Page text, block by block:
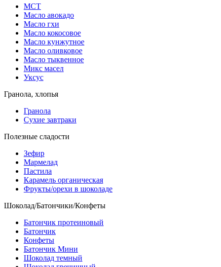
МСТ
Масло авокадо
Масло гхи
Масло кокосовое
Масло кунжутное
Масло оливковое
Масло тыквенное
Микс масел
Уксус
Гранола, хлопья
Гранола
Сухие завтраки
Полезные сладости
Зефир
Мармелад
Пастила
Карамель органическая
Фрукты/орехи в шоколаде
Шоколад/Батончики/Конфеты
Батончик протеиновый
Батончик
Конфеты
Батончик Мини
Шоколад темный